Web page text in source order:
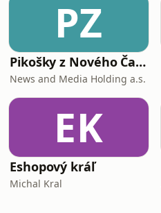
PZ
Pikošky z Nového Času
News and Media Holding a.s.
EK
Eshopový kráľ
Michal Kral